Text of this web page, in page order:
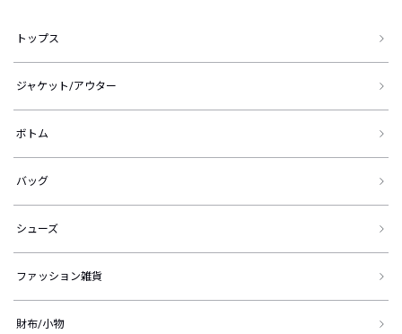
トップス
ジャケット/アウター
ボトム
バッグ
シューズ
ファッション雑貨
財布/小物